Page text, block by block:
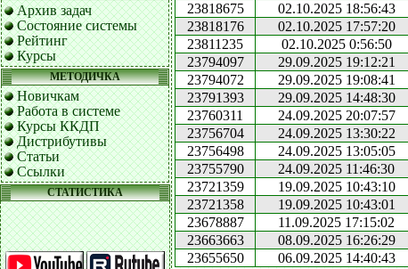
Архив задач
Состояние системы
Рейтинг
Курсы
МЕТОДИЧКА
Новичкам
Работа в системе
Курсы ККДП
Дистрибутивы
Статьи
Ссылки
СТАТИСТИКА
23818675
02.10.2025 18:56:43
23818176
02.10.2025 17:57:20
23811235
02.10.2025 0:56:50
23794097
29.09.2025 19:12:21
23794072
29.09.2025 19:08:41
23791393
29.09.2025 14:48:30
23760311
24.09.2025 20:07:57
23756704
24.09.2025 13:30:22
23756498
24.09.2025 13:05:05
23755790
24.09.2025 11:46:30
23721359
19.09.2025 10:43:10
23721358
19.09.2025 10:43:01
23678887
11.09.2025 17:15:02
23663663
08.09.2025 16:26:29
23655650
06.09.2025 14:40:43